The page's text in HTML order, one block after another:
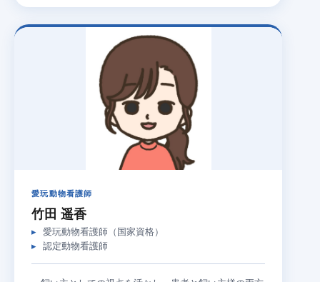
愛玩動物看護師
竹田 遥香
愛玩動物看護師（国家資格）
認定動物看護師